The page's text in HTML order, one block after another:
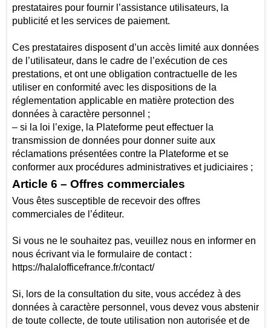
prestataires pour fournir l’assistance utilisateurs, la
publicité et les services de paiement.
Ces prestataires disposent d’un accès limité aux données
de l’utilisateur, dans le cadre de l’exécution de ces
prestations, et ont une obligation contractuelle de les
utiliser en conformité avec les dispositions de la
réglementation applicable en matière protection des
données à caractère personnel ;
– si la loi l’exige, la Plateforme peut effectuer la
transmission de données pour donner suite aux
réclamations présentées contre la Plateforme et se
conformer aux procédures administratives et judiciaires ;
Article 6 – Offres commerciales
Vous êtes susceptible de recevoir des offres
commerciales de l’éditeur.
Si vous ne le souhaitez pas, veuillez nous en informer en
nous écrivant via le formulaire de contact :
https://halalofficefrance.fr/contact/
Si, lors de la consultation du site, vous accédez à des
données à caractère personnel, vous devez vous abstenir
de toute collecte, de toute utilisation non autorisée et de